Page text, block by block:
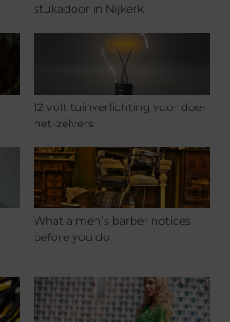
stukadoor in Nijkerk
12 volt tuinverlichting voor doe-
het-zelvers
What a men’s barber notices
before you do